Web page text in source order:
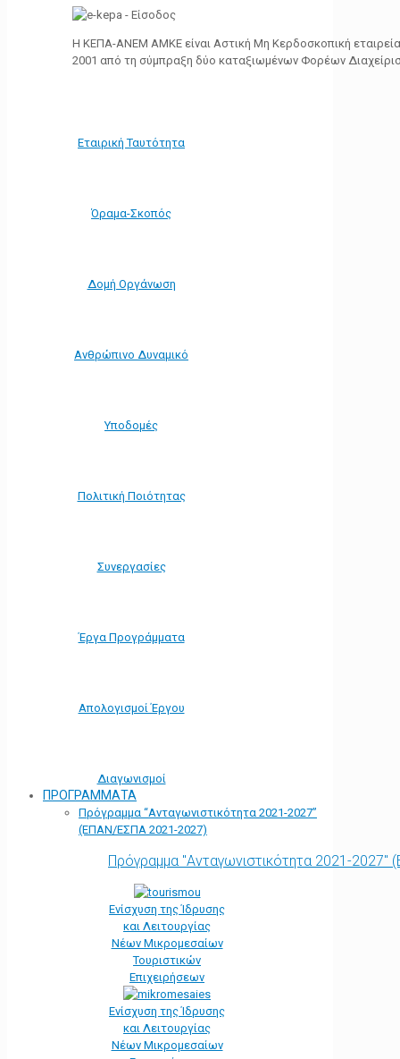
Η ΚΕΠΑ-ΑΝΕΜ ΑΜΚΕ είναι Αστική Μη Κερδοσκοπική
2001 από τη σύμπραξη δύο καταξιωμένων Φορέων
Εταιρική Ταυτότητα
Όραμα-Σκοπός
Δομή Οργάνωση
Ανθρώπινο Δυναμικό
Υποδομές
Πολιτική Ποιότητας
Συνεργασίες
Έργα Προγράμματα
Απολογισμοί Έργου
Διαγωνισμοί
ΠΡΟΓΡΑΜΜΑΤΑ
Πρόγραμμα “Ανταγωνιστικότητα 2021-2027”
(ΕΠΑΝ/ΕΣΠΑ 2021-2027)
Πρόγραμμα "Ανταγωνιστικότητα 2021-
Ενίσχυση της Ίδρυσης
και Λειτουργίας
Νέων Μικρομεσαίων
Τουριστικών
Επιχειρήσεων
Ενίσχυση της Ίδρυσης
και Λειτουργίας
Νέων Μικρομεσαίων